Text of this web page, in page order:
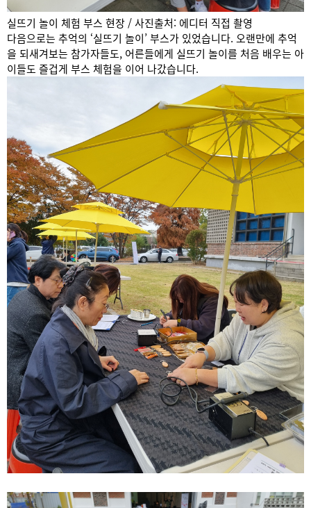
실뜨기 놀이 체험 부스 현장 / 사진출처: 에디터 직접 촬영
다음으로는 추억의 ‘실뜨기 놀이’ 부스가 있었습니다. 오랜만에 추억
을 되새겨보는 참가자들도, 어른들에게 실뜨기 놀이를 처음 배우는 아
이들도 즐겁게 부스 체험을 이어 나갔습니다.